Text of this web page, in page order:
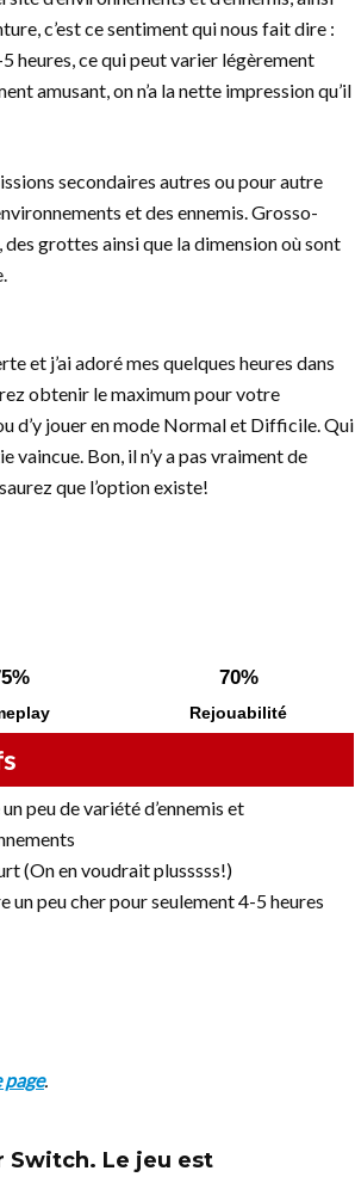
c’est ce sentiment qui nous fait dire :
heures, ce qui peut varier légèrement
amusant, on n’a la nette impression qu’il
secondaires autres ou pour autre
et des ennemis. Grosso-
grottes ainsi que la dimension où sont
et j’ai adoré mes quelques heures dans
obtenir le maximum pour votre
d’y jouer en mode Normal et Difficile. Qui
vaincue. Bon, il n’y a pas vraiment de
que l’option existe!
70%
Rejouabilité
peu de variété d’ennemis et
(On en voudrait plusssss!)
un peu cher pour seulement 4-5 heures
page.
Switch. Le jeu est